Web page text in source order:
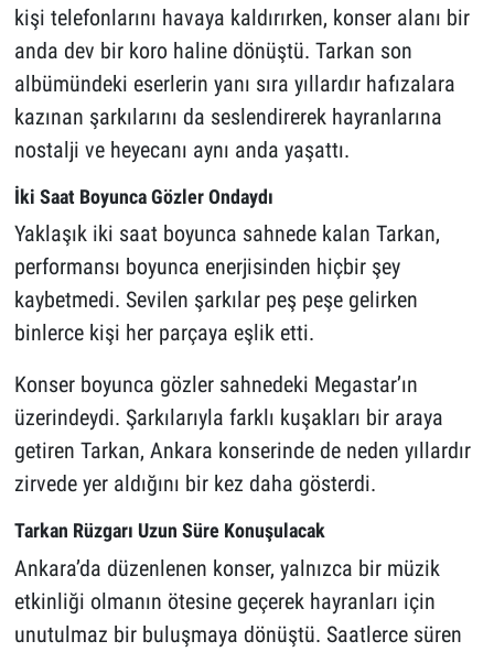
kişi telefonlarını havaya kaldırırken, konser alanı bir
anda dev bir koro haline dönüştü. Tarkan son
albümündeki eserlerin yanı sıra yıllardır hafızalara
kazınan şarkılarını da seslendirerek hayranlarına
nostalji ve heyecanı aynı anda yaşattı.
İki Saat Boyunca Gözler Ondaydı
Yaklaşık iki saat boyunca sahnede kalan Tarkan,
performansı boyunca enerjisinden hiçbir şey
kaybetmedi. Sevilen şarkılar peş peşe gelirken
binlerce kişi her parçaya eşlik etti.
Konser boyunca gözler sahnedeki Megastar’ın
üzerindeydi. Şarkılarıyla farklı kuşakları bir araya
getiren Tarkan, Ankara konserinde de neden yıllardır
zirvede yer aldığını bir kez daha gösterdi.
Tarkan Rüzgarı Uzun Süre Konuşulacak
Ankara’da düzenlenen konser, yalnızca bir müzik
etkinliği olmanın ötesine geçerek hayranları için
unutulmaz bir buluşmaya dönüştü. Saatlerce süren